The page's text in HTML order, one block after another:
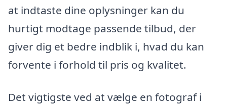
at indtaste dine oplysninger kan du
hurtigt modtage passende tilbud, der
giver dig et bedre indblik i, hvad du kan
forvente i forhold til pris og kvalitet.
Det vigtigste ved at vælge en fotograf i